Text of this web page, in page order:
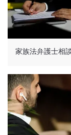
家族法弁護士相